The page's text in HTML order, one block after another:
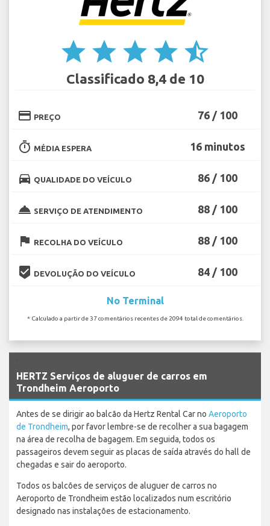
star star star star star_half
Classificado 8,4 de 10
credit_card PREÇO 76 / 100
timer MÉDIA ESPERA 16 minutos
directions_car QUALIDADE DO VEÍCULO 86 / 100
room_service SERVIÇO DE ATENDIMENTO 88 / 100
flag RECOLHA DO VEÍCULO 88 / 100
beenhere DEVOLUÇÃO DO VEÍCULO 84 / 100
No Terminal
* Calculado a partir de 37 comentários recentes de 2094 total de comentários.
HERTZ Serviços de aluguer de carros em
Trondheim Aeroporto
Antes de se dirigir ao balcão da Hertz Rental Car no Aeroporto
de Trondheim, por favor lembre-se de recolher a sua bagagem
na área de recolha de bagagem. Em seguida, todos os
passageiros devem seguir as placas de saída através do hall de
chegadas e sair do aeroporto.
Todos os balcões de serviços de aluguer de carros no
Aeroporto de Trondheim estão localizados num escritório
designado nas instalações de estacionamento.